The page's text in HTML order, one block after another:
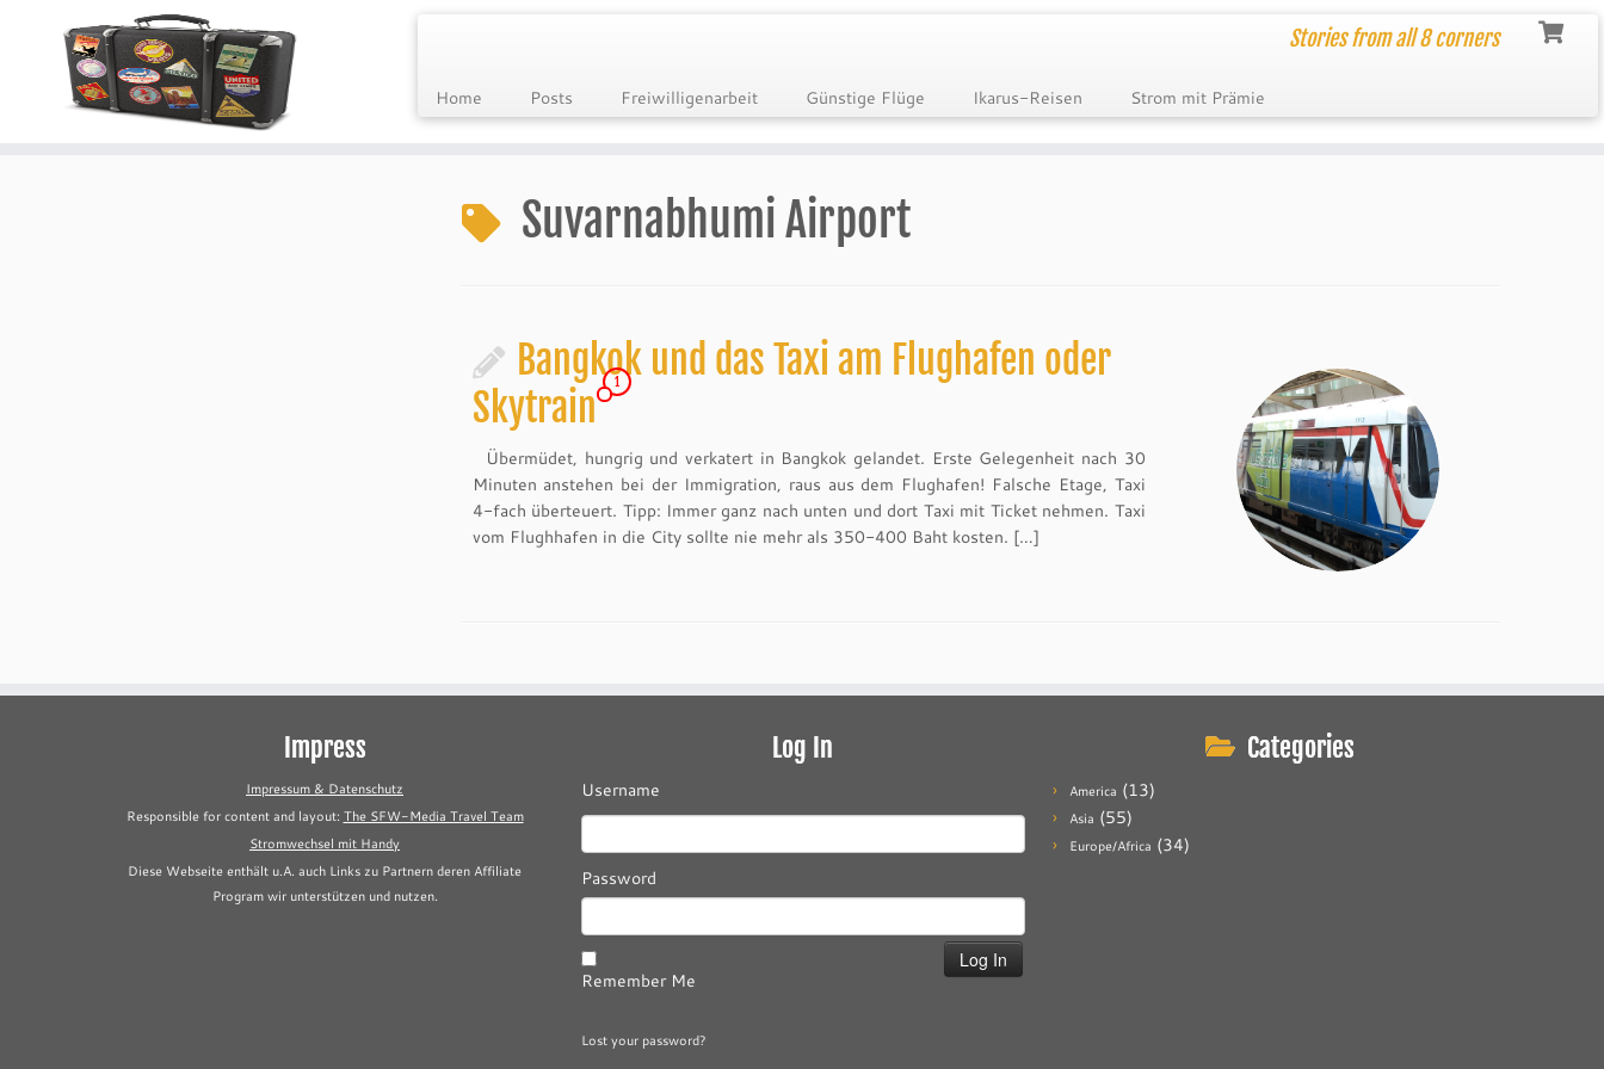
Stories from all 8 corners
Home Posts Freiwilligenarbeit Günstige Flüge Ikarus-Reisen Strom mit Prämie
Suvarnabhumi Airport
Bangkok und das Taxi am Flughafen oder
Skytrain
1
Übermüdet, hungrig und verkatert in Bangkok gelandet. Erste Gelegenheit nach 30
Minuten anstehen bei der Immigration, raus aus dem Flughafen! Falsche Etage, Taxi
4-fach überteuert. Tipp: Immer ganz nach unten und dort Taxi mit Ticket nehmen. Taxi
vom Flughhafen in die City sollte nie mehr als 350-400 Baht kosten. […]
Impress
Impressum & Datenschutz
Responsible for content and layout: The SFW-Media Travel Team
Stromwechsel mit Handy
Diese Webseite enthält u.A. auch Links zu Partnern deren Affiliate
Program wir unterstützen und nutzen.
Log In
Username
Password
Remember Me
Lost your password?
Categories
America (13)
Asia (55)
Europe/Africa (34)